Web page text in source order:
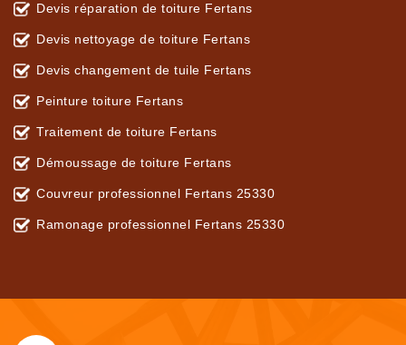
Devis réparation de toiture Fertans
Devis nettoyage de toiture Fertans
Devis changement de tuile Fertans
Peinture toiture Fertans
Traitement de toiture Fertans
Démoussage de toiture Fertans
Couvreur professionnel Fertans 25330
Ramonage professionnel Fertans 25330